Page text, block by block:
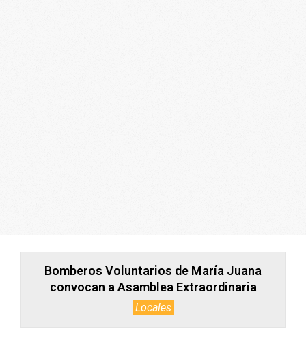
Bomberos Voluntarios de María Juana
convocan a Asamblea Extraordinaria
Locales